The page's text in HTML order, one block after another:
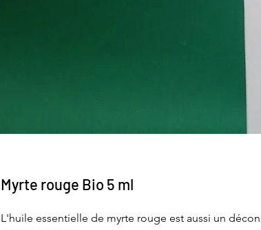
Myrte rouge Bio 5 ml
L'huile essentielle de myrte rouge est aussi un